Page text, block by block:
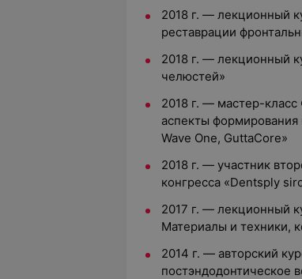
2018 г. — лекционный
реставрации
2018 г. — лекционный
челюстей»
2018 г. — мастер-
аспекты формирования
Wave One, GuttaCore»
2018 г. — участник
конгресса «Dentsply
2017 г. — лекционный
Материалы и техники,
2014 г. — авторский
постэндодонтическое